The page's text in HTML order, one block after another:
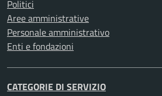
Politici
Aree amministrative
Personale amministrativo
Enti e fondazioni
CATEGORIE DI SERVIZIO